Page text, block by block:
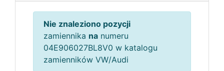
Nie znaleziono pozycji
zamiennika na numeru
04E906027BL8V0 w katalogu
zamienników VW/Audi